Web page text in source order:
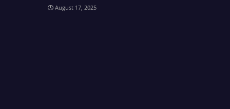
August 17, 2025